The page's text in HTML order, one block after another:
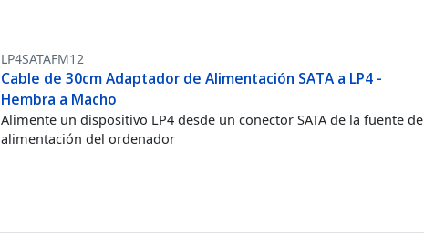
LP4SATAFM12
Cable de 30cm Adaptador de Alimentación SATA a LP4 -
Hembra a Macho
Alimente un dispositivo LP4 desde un conector SATA de la fuente de
alimentación del ordenador